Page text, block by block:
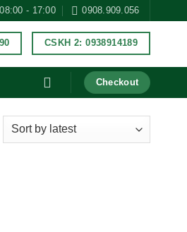
08:00 - 17:00 0908.909.056
CSKH 2: 0938914189
Checkout